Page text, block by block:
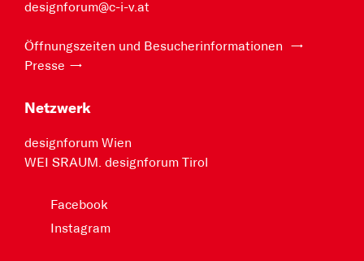
designforum@c-i-v.at
Öffnungszeiten und Besucherinformationen
Presse
Netzwerk
designforum Wien
WEI SRAUM. designforum Tirol
Facebook
Instagram